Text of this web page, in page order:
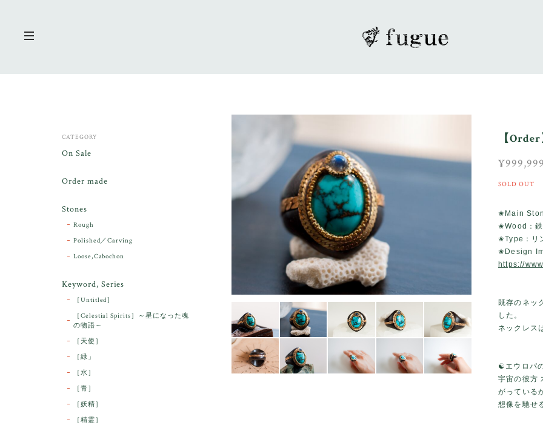
【
SOLD OUT
✬Main
✬Wood：
✬Type：リ
✬Design
https://
既存のネッ
した。
ネックレス
☯️エウロパ
宇宙の彼方
がっている
想像を馳せ
CATEGORY
On Sale
Order made
Stones
Rough
Polished／Carving
Loose,Cabochon
Keyword, Series
［Untitled］
［Celestial Spirits］～星になった魂
の物語～
［天使］
［緑」
［水］
［青］
［妖精］
［精霊］